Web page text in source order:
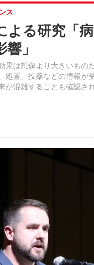
よる研究「
」
は想像より大きいもの
処置、投薬などの情報
が混雑することも確認さ
ス